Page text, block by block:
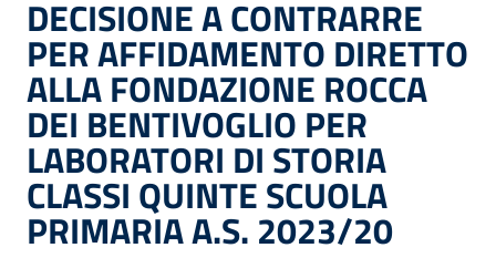
DECISIONE A CONTRARRE
PER AFFIDAMENTO DIRETTO
ALLA FONDAZIONE ROCCA
DEI BENTIVOGLIO PER
LABORATORI DI STORIA
CLASSI QUINTE SCUOLA
PRIMARIA A.S. 2023/20